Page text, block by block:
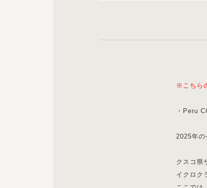
※こちら
・Peru
2025年
クスコ県
イクロク